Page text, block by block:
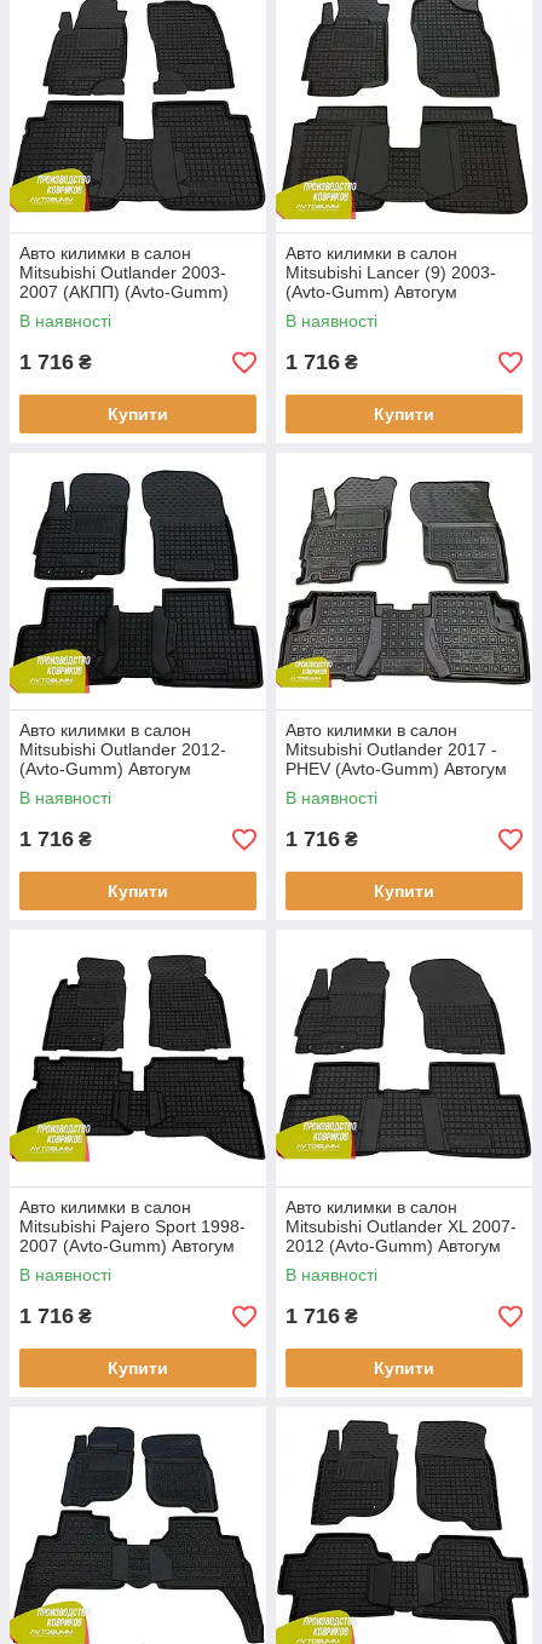
Авто килимки в салон
Mitsubishi Outlander 2003-
2007 (АКПП) (Avto-Gumm)
Автогум
В наявності
1 716 ₴
Купити
Авто килимки в салон
Mitsubishi Lancer (9) 2003-
(Avto-Gumm) Автогум
В наявності
1 716 ₴
Купити
Авто килимки в салон
Mitsubishi Outlander 2012-
(Avto-Gumm) Автогум
В наявності
1 716 ₴
Купити
Авто килимки в салон
Mitsubishi Outlander 2017 -
PHEV (Avto-Gumm) Автогум
В наявності
1 716 ₴
Купити
Авто килимки в салон
Mitsubishi Pajero Sport 1998-
2007 (Avto-Gumm) Автогум
В наявності
1 716 ₴
Купити
Авто килимки в салон
Mitsubishi Outlander XL 2007-
2012 (Avto-Gumm) Автогум
В наявності
1 716 ₴
Купити